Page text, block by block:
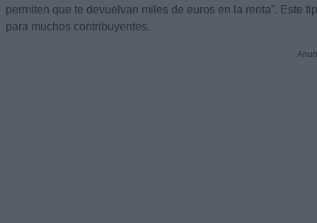
permiten que te devuelvan miles de euros en la renta”. Este
para muchos contribuyentes.